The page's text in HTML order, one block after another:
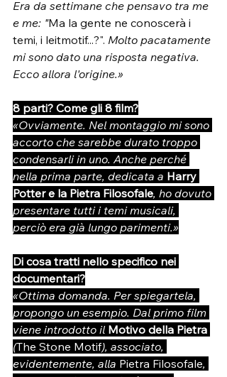
Era da settimane che pensavo tra me
e me: "Ma la gente ne conoscerà i
temi, i leitmotif...?". Molto pacatamente
mi sono dato una risposta negativa.
Ecco allora l'origine.»
8 parti? Come gli 8 film?
«Ovviamente. Nel montaggio mi sono
accorto che sarebbe durato troppo
condensarli in uno. Anche perché
nella prima parte, dedicata a Harry
Potter e la Pietra Filosofale, ho dovuto
presentare tutti i temi musicali,
perciò era già lungo parimenti.»
Di cosa tratti nello specifico nei
documentari?
«Ottima domanda. Per spiegartela,
propongo un esempio. Dal primo film
viene introdotto il Motivo della Pietra
(The Stone Motif), associato,
evidentemente, alla Pietra Filosofale,